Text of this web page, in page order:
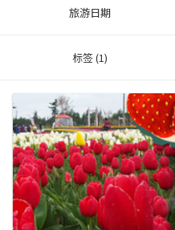
旅游日期
标签 (1)